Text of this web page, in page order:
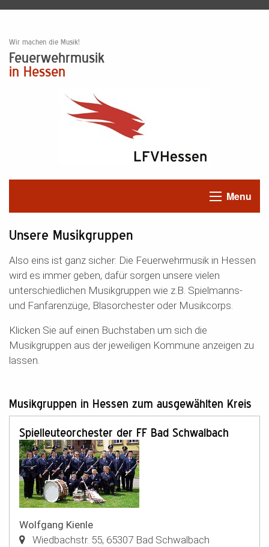
Wir machen die Musik!
Feuerwehrmusik
in Hessen
Menu
Unsere Musikgruppen
Also eins ist ganz sicher: Die Feuerwehrmusik in Hessen
wird es immer geben, dafür sorgen unsere vielen
unterschiedlichen Musikgruppen wie z.B. Spielmanns-
und Fanfarenzüge, Blasorchester oder Musikcorps.
Klicken Sie auf einen Buchstaben um sich die
Musikgruppen aus der jeweiligen Kommune anzeigen zu
lassen.
Musikgruppen in Hessen zum ausgewählten Kreis
Spielleuteorchester der FF Bad Schwalbach
Wolfgang Kienle
Wiedbachstr. 55, 65307 Bad Schwalbach